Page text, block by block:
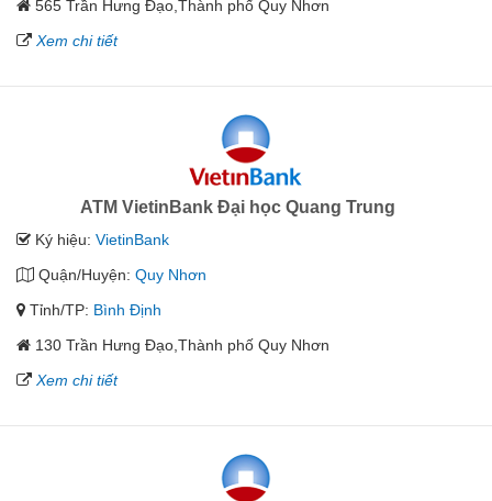
565 Trần Hưng Đạo,Thành phố Quy Nhơn
Xem chi tiết
ATM VietinBank Đại học Quang Trung
Ký hiệu: VietinBank
Quận/Huyện: Quy Nhơn
Tỉnh/TP: Bình Định
130 Trần Hưng Đạo,Thành phố Quy Nhơn
Xem chi tiết